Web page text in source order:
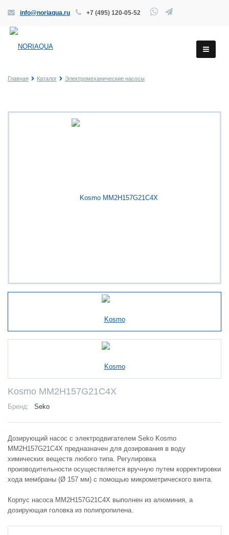
info@noriaqua.ru +7 (495) 120-05-52
Главная Каталог Электромеханические насосы
Kosmo MM2H157G21C4X
Бренд: Seko
Дозирующий насос с электродвигателем Seko Kosmo
MM2H157G21C4X предназначен для дозирования в воду
химических веществ любого типа. Регулировка
производительности осуществляется вручную путем корректировки
хода мембраны (Ø 157 мм) с помощью микрометрического винта.
Корпус насоса MM2H157G21C4X выполнен из алюминия, а
дозирующая головка из полипропилена.